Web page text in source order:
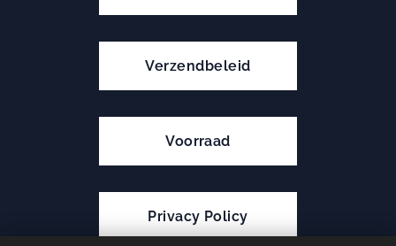
Verzendbeleid
Voorraad
Privacy Policy